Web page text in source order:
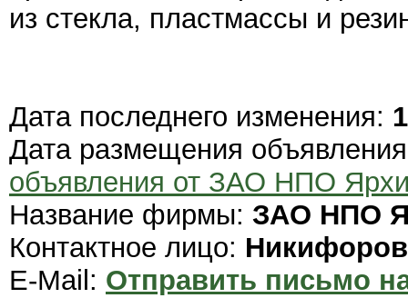
из стекла, пластмассы и
Дата последнего изменения:
Дата размещения
объявления от ЗАО НПО
Название фирмы: ЗАО НПО
Контактное лицо:
E-Mail: Отправить письмо